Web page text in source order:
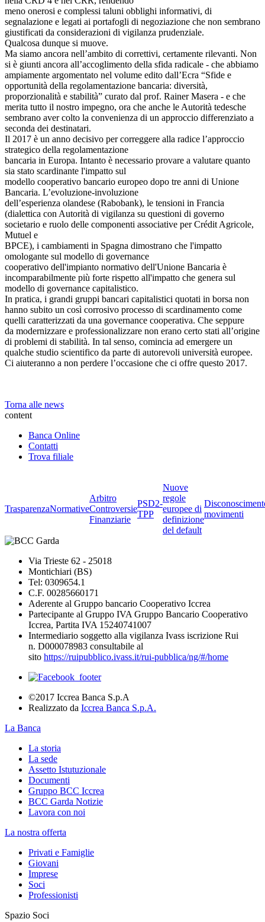
meno onerosi e complessi taluni obblighi informativi, di
segnalazione e legati ai portafogli di negoziazione che non sembrano
giustificati da considerazioni di vigilanza prudenziale.
Qualcosa dunque si muove.
Ma siamo ancora nell’ambito di correttivi, certamente rilevanti. Non
si è giunti ancora all’accoglimento della sfida radicale - che abbiamo
ampiamente argomentato nel volume edito dall’Ecra “Sfide e
opportunità della regolamentazione bancaria: diversità,
proporzionalità e stabilità” curato dal prof. Rainer Masera - e che
merita tutto il nostro impegno, ora che anche le Autorità tedesche
sembrano aver colto la convenienza di un approccio differenziato a
seconda dei destinatari.
Il 2017 è un anno decisivo per correggere alla radice l’approccio
strategico della regolamentazione
bancaria in Europa. Intanto è necessario provare a valutare quanto
sia stato scardinante l'impatto sul
modello cooperativo bancario europeo dopo tre anni di Unione
Bancaria. L’evoluzione-involuzione
dell’esperienza olandese (Rabobank), le tensioni in Francia
(dialettica con Autorità di vigilanza su questioni di governo
societario e ruolo delle componenti associative per Crédit Agricole,
Mutuel e
BPCE), i cambiamenti in Spagna dimostrano che l'impatto
omologante sul modello di governance
cooperativo dell'impianto normativo dell'Unione Bancaria è
incomparabilmente più forte rispetto all'impatto che genera sul
modello di governance capitalistico.
In pratica, i grandi gruppi bancari capitalistici quotati in borsa non
hanno subito un così corrosivo processo di scardinamento come
quelli caratterizzati da una governance cooperativa. Che seppure
da modernizzare e professionalizzare non erano certo stati all’origine
di problemi di stabilità. In tal senso, comincia ad emergere un
qualche studio scientifico da parte di autorevoli università europee.
Ci aiuteranno a non perdere l’occasione che ci offre questo 2017.
Torna alle news
content
Banca Online
Contatti
Trova filiale
TrasparenzaNormative
Arbitro
Controversie
Finanziarie
PSD2-
TPP
Nuove
regole
europee di
definizione
del default
movimenti
Via Trieste 62 - 25018
Montichiari (BS)
Tel: 0309654.1
C.F. 00285660171
Aderente al Gruppo bancario Cooperativo Iccrea
Partecipante al Gruppo IVA Gruppo Bancario Cooperativo
Iccrea, Partita IVA 15240741007
Intermediario soggetto alla vigilanza Ivass iscrizione Rui
n. D000078983 consultabile al
sito https://ruipubblico.ivass.it/rui-pubblica/ng/#/home
©2017 Iccrea Banca S.p.A
Realizzato da Iccrea Banca S.p.A.
La Banca
La storia
La sede
Assetto Istutuzionale
Documenti
Gruppo BCC Iccrea
BCC Garda Notizie
Lavora con noi
La nostra offerta
Privati e Famiglie
Giovani
Imprese
Soci
Professionisti
Spazio Soci